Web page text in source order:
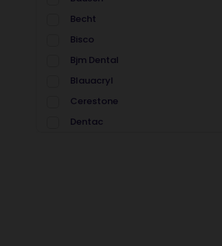
Becht
Bisco
Bjm Dental
Blauacryl
Cerestone
Dentac